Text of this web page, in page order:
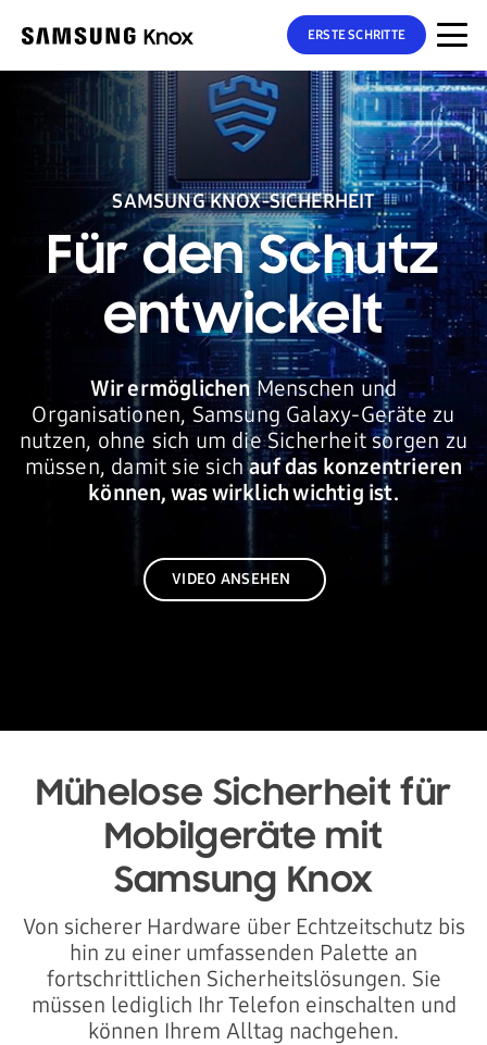
ERSTE SCHRITTE
SAMSUNG KNOX-SICHERHEIT
Für den Schutz
entwickelt
Wir ermöglichenMenschen und
Organisationen, Samsung Galaxy-Geräte zu
nutzen, ohne sich um die Sicherheit sorgen zu
müssen, damit sie sichauf das konzentrieren
können, was wirklich wichtig ist.
VIDEO ANSEHEN
Mühelose Sicherheit für
Mobilgeräte mit
Samsung Knox
Von sicherer Hardware über Echtzeitschutz bis
hin zu einer umfassenden Palette an
fortschrittlichen Sicherheitslösungen. Sie
müssen lediglich Ihr Telefon einschalten und
können Ihrem Alltag nachgehen.